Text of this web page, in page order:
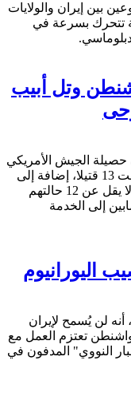
بين إيران والولايات
تتحرك بسرعة في
وتل أبيب
الجيش الأمريكي
منذ اندلاع الحرب مع إيران في 28 فبراير بلغت 13 قتيلا، إضافة إلى
نحو 370 جريحا في صفوف الجنود، بينهم ما لا يقل عن 12 حالتهم
إلى الخدمة
اليورانيوم
أنه لن يُسمح لإيران
تعتزم العمل مع
النووي" المدفون في